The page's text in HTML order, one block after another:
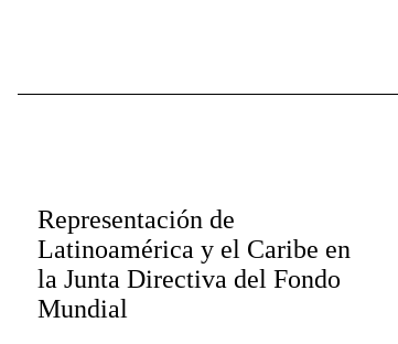
Representación de
Latinoamérica y el Caribe en
la Junta Directiva del Fondo
Mundial